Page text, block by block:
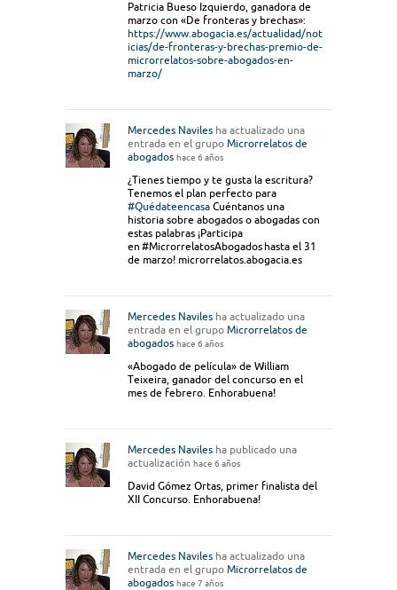
Patricia Bueso Izquierdo, ganadora de
marzo con «De fronteras y brechas»:
https://www.abogacia.es/actualidad/not
icias/de-fronteras-y-brechas-premio-de-
microrrelatos-sobre-abogados-en-
marzo/
Mercedes Naviles ha actualizado una
entrada en el grupo Microrrelatos de
abogados hace 6 años
¿Tienes tiempo y te gusta la escritura?
Tenemos el plan perfecto para
#Quédateencasa Cuéntanos una
historia sobre abogados o abogadas con
estas palabras ¡Participa
en #MicrorrelatosAbogados hasta el 31
de marzo! microrrelatos.abogacia.es
Mercedes Naviles ha actualizado una
entrada en el grupo Microrrelatos de
abogados hace 6 años
«Abogado de película» de William
Teixeira, ganador del concurso en el
mes de febrero. Enhorabuena!
Mercedes Naviles ha publicado una
actualización hace 6 años
David Gómez Ortas, primer finalista del
XII Concurso. Enhorabuena!
Mercedes Naviles ha actualizado una
entrada en el grupo Microrrelatos de
abogados hace 7 años